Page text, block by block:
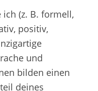
(z. B. formell,
positiv,
und
bilden einen
deines